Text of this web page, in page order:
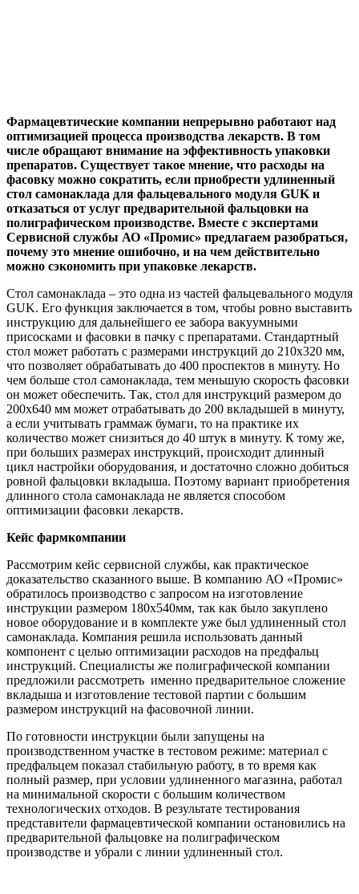
Фармацевтические компании непрерывно работают над
оптимизацией процесса производства лекарств. В том
числе обращают внимание на эффективность упаковки
препаратов. Существует такое мнение, что расходы на
фасовку можно сократить, если приобрести удлиненный
стол самонаклада для фальцевального модуля GUK и
отказаться от услуг предварительной фальцовки на
полиграфическом производстве. Вместе с экспертами
Сервисной службы АО «Промис» предлагаем разобраться,
почему это мнение ошибочно, и на чем действительно
можно сэкономить при упаковке лекарств.
Стол самонаклада – это одна из частей фальцевального модуля
GUK. Его функция заключается в том, чтобы ровно выставить
инструкцию для дальнейшего ее забора вакуумными
присосками и фасовки в пачку с препаратами. Стандартный
стол может работать с размерами инструкций до 210х320 мм,
что позволяет обрабатывать до 400 проспектов в минуту. Но
чем больше стол самонаклада, тем меньшую скорость фасовки
он может обеспечить. Так, стол для инструкций размером до
200х640 мм может отрабатывать до 200 вкладышей в минуту,
а если учитывать граммаж бумаги, то на практике их
количество может снизиться до 40 штук в минуту. К тому же,
при больших размерах инструкций, происходит длинный
цикл настройки оборудования, и достаточно сложно добиться
ровной фальцовки вкладыша. Поэтому вариант приобретения
длинного стола самонаклада не является способом
оптимизации фасовки лекарств.
Кейс фармкомпании
Рассмотрим кейс сервисной службы, как практическое
доказательство сказанного выше. В компанию АО «Промис»
обратилось производство с запросом на изготовление
инструкции размером 180х540мм, так как было закуплено
новое оборудование и в комплекте уже был удлиненный стол
самонаклада. Компания решила использовать данный
компонент с целью оптимизации расходов на предфальц
инструкций. Специалисты же полиграфической компании
предложили рассмотреть именно предварительное сложение
вкладыша и изготовление тестовой партии с большим
размером инструкций на фасовочной линии.
По готовности инструкции были запущены на
производственном участке в тестовом режиме: материал с
предфальцем показал стабильную работу, в то время как
полный размер, при условии удлиненного магазина, работал
на минимальной скорости с большим количеством
технологических отходов. В результате тестирования
представители фармацевтической компании остановились на
предварительной фальцовке на полиграфическом
производстве и убрали с линии удлиненный стол.